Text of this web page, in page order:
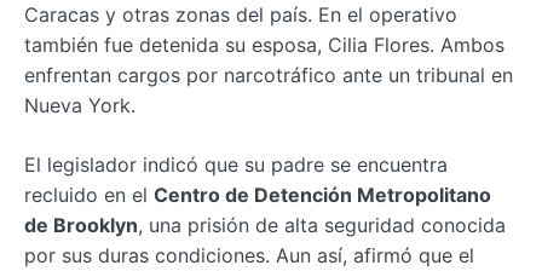
Caracas y otras zonas del país. En el operativo
también fue detenida su esposa, Cilia Flores. Ambos
enfrentan cargos por narcotráfico ante un tribunal en
Nueva York.
El legislador indicó que su padre se encuentra
recluido en el Centro de Detención Metropolitano
de Brooklyn, una prisión de alta seguridad conocida
por sus duras condiciones. Aun así, afirmó que el